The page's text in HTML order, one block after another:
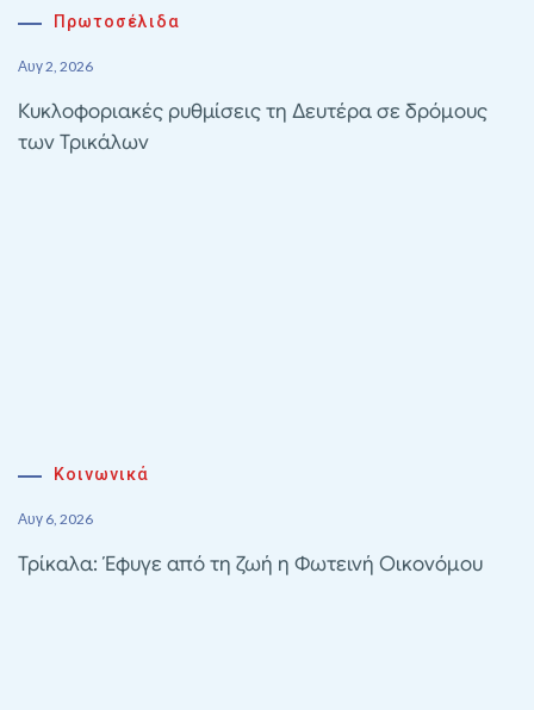
Πρωτοσέλιδα
Αυγ 2, 2026
Κυκλοφοριακές ρυθμίσεις τη Δευτέρα σε δρόμους
των Τρικάλων
Κοινωνικά
Αυγ 6, 2026
Τρίκαλα: Έφυγε από τη ζωή η Φωτεινή Οικονόμου